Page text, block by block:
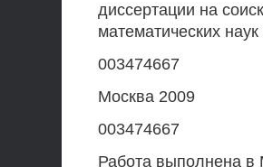
диссертации на
математических наук
003474667
Москва 2009
003474667
Работа выполнена в